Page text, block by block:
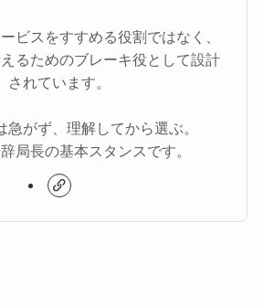
ビスをすすめる役割ではなく、
るためのブレーキ役として設計
されています。
急がず、理解してから選ぶ。
局長の基本スタンスです。